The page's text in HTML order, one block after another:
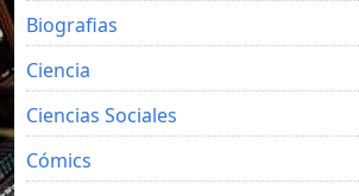
Biografias
Ciencia
Ciencias Sociales
Cómics